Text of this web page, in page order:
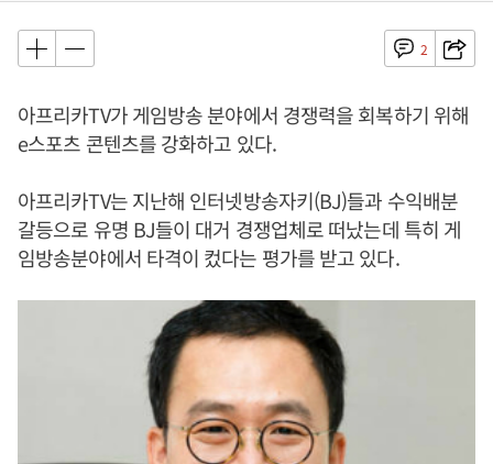
2
아프리카TV가 게임방송 분야에서 경쟁력을 회복하기 위해
e스포츠 콘텐츠를 강화하고 있다.
아프리카TV는 지난해 인터넷방송자키(BJ)들과 수익배분
갈등으로 유명 BJ들이 대거 경쟁업체로 떠났는데 특히 게
임방송분야에서 타격이 컸다는 평가를 받고 있다.